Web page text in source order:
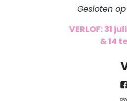
Gesloten
VERLOF: 31
& 14